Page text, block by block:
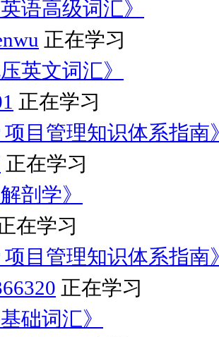
英语高级词汇》
正在学习
英文词汇》
正在学习
项目管理知识体系指南
正在学习
剖学》
在学习
项目管理知识体系指南
正在学习
础词汇》